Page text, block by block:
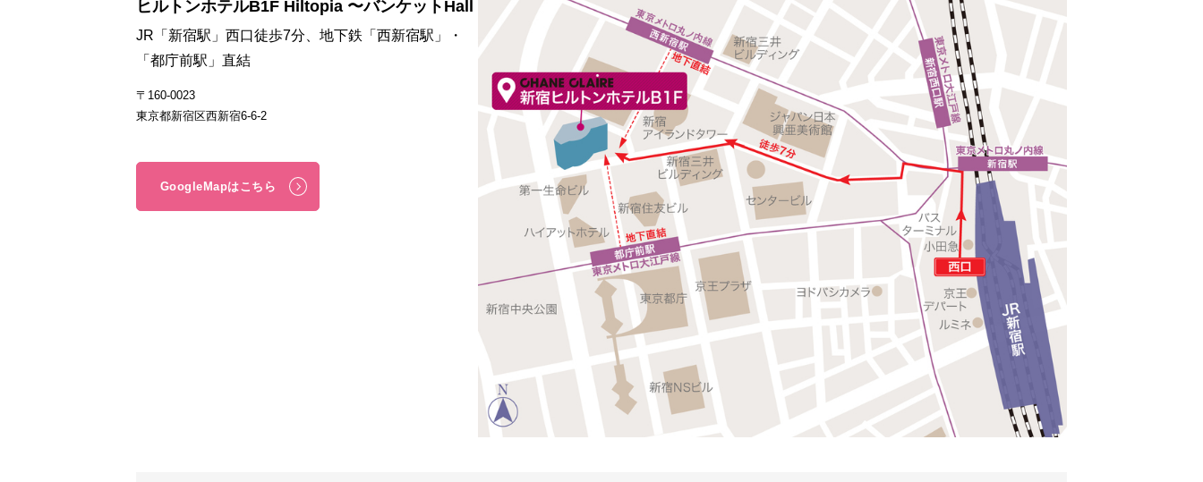
ヒルトンホテルB1F Hiltopia 〜バンケットHall
JR「新宿駅」西口徒歩7分、地下鉄「西新宿駅」・
「都庁前駅」直結
〒160-0023
東京都新宿区西新宿6-6-2
GoogleMapはこちら